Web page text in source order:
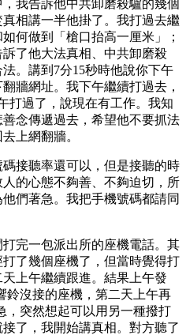
我告訴他中共卸磨殺驢的幾個
相講一半他掛了。我打過去繼
何做到「槍口抬高一厘米」；
了他大法真相、中共卸磨殺
。講到7分15秒時他說你下午
牆網址。我下午繼續打過去，
打過了，說現在有工作。我知
念傳遞過去，希望他不要抓法
上網翻牆。
接聽率還可以，但是接聽的時
的心態不夠善、不夠迫切，所
們著急。我把手機號碼都請同
完一包派出所的座機電話。其
了幾個座機了，但當時覺得打
上午繼續跟進。結果上午發
鈴沒接的座機，第二天上午再
，突然想起可以用另一種撥打
了，我開始講真相。對方聽了